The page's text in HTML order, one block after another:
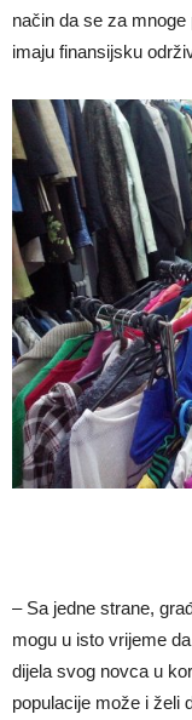
način da se za
imaju finansijsku
– Sa jedne strane,
mogu u isto vrijeme
dijela svog novca u
populacije može i želi